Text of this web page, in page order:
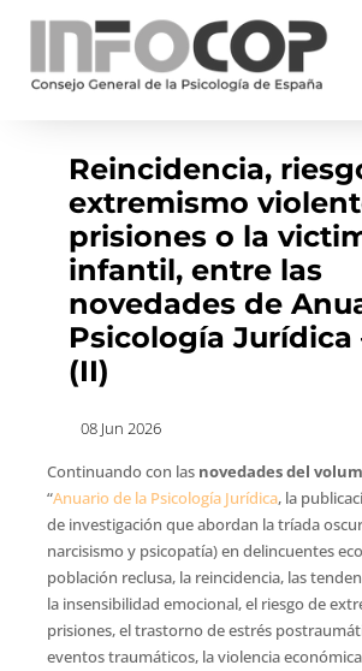
Reincidencia,
extremismo
prisiones o la
infantil, entre las
novedades de
Psicología Jurídica
(II)
08 Jun 2026
Continuando con las novedades del
“Anuario de la Psicología Jurídica, la
de investigación que abordan la tríada
narcisismo y psicopatía) en delincuentes
población reclusa, la reincidencia, las
la insensibilidad emocional, el riesgo de
prisiones, el trastorno de estrés
eventos traumáticos, la violencia